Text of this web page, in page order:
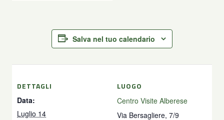
Salva nel tuo calendario
DETTAGLI
Data:
Luglio 14
LUOGO
Centro Visite Alberese
Via Bersagliere, 7/9